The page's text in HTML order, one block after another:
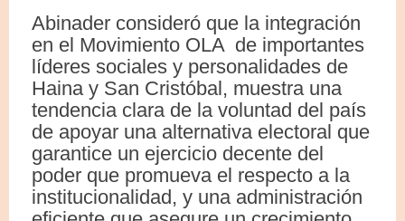
Abinader consideró que la integración
en el Movimiento OLA de importantes
líderes sociales y personalidades de
Haina y San Cristóbal, muestra una
tendencia clara de la voluntad del país
de apoyar una alternativa electoral que
garantice un ejercicio decente del
poder que promueva el respecto a la
institucionalidad, y una administración